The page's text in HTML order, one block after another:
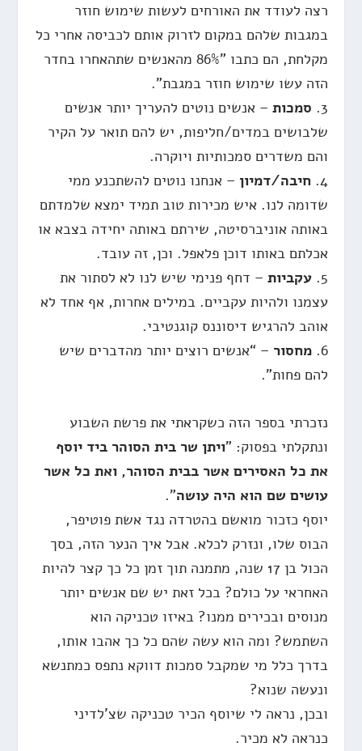
רצה לעודד את האורחים לעשות שימוש חוזר
במגבות שלהם במקום לזרוק אותם לכביסה אחרי כל
מקלחת, הם כתבו "86% מהאנשים שתהאחרו בחדר
הזה עשו שימוש חוזר במגבת".
3. סמכות – אנשים נוטים להעריך יותר אנשים
שלבושים במדים/חליפות, יש להם תואר על הקיר
והם משדרים סמכותיות ויוקרה.
4. חיבה/דמיון – אנחנו נוטים להשתכנע ממי
שדומה לנו. איש מכירות טוב תמיד ימצא שלמדתם
באותה אוניברסיטה, שירתם באותה יחידה בצבא או
אכלתם באותו דוכן פלאפל. וכן, זה עובד.
5. עקביות – דחף פנימי שיש לנו לא לסתור את
עצמנו ולהיות עקביים. במילים אחרות, אף אחד לא
אוהב להרגיש דיסוננס קוגנטיבי.
6. מחסור – “אנשים רוצים יותר מהדברים שיש
להם פחות”.
נזכרתי בספר הזה כשקראתי את פרשת השבוע
ונתקלתי בפסוק: "ויתן שר בית הסוהר ביד יוסף
את כל האסירים אשר בבית הסוהר, ואת כל אשר
עושים שם הוא היה עושה".
יוסף כזכור מואשם בהטרדה נגד אשת פוטיפר,
הבוס שלו, ונזרק לכלא. אבל איך הנער הזה, בסך
הכול בן 17 שנה, מתמנה תוך זמן כל כך קצר להיות
האחראי על כולם? בכל זאת יש שם אנשים יותר
מנוסים ובכירים ממנו? באיזו טכניקה הוא
השתמש? ומה הוא עשה שהם כל כך אהבו אותו,
בדרך כלל מי שמקבל סמכות דווקא נתפס כמתנשא
ונעשה שנוא?
ובכן, נראה לי שיוסף הכיר טכניקה שצ'לדיני
כנראה לא מכיר.